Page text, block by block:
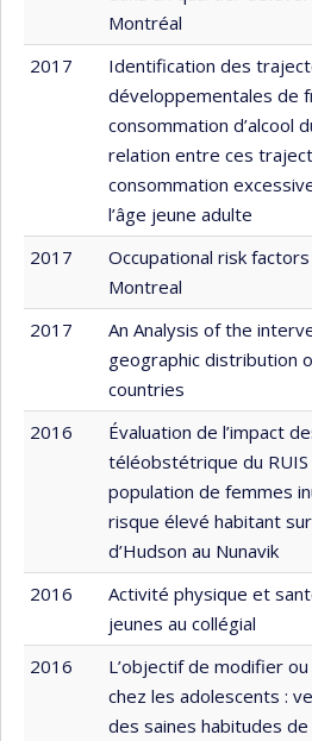
Montréal
2017
Identification des
développementales de
consommation d’alcool
relation entre ces
consommation
l’âge jeune adulte
2017
Occupational risk
Montreal
2017
An Analysis of the
geographic distribution
countries
2016
Évaluation de l’impact
téléobstétrique du
population de femmes
risque élevé habitant
d’Hudson au Nunavik
2016
Activité physique et
jeunes au collégial
2016
L’objectif de modifier
chez les adolescents :
des saines habitudes